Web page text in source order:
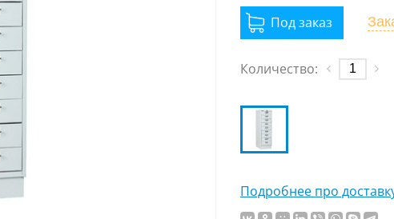
Количество:
Подробнее про